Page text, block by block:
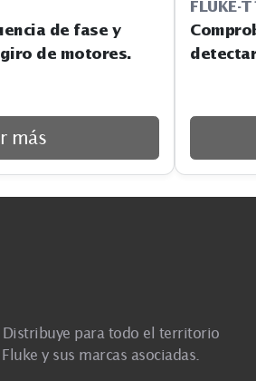
de fase y
de motores.
más
FLUKE-
para todo el territorio
y sus marcas asociadas.